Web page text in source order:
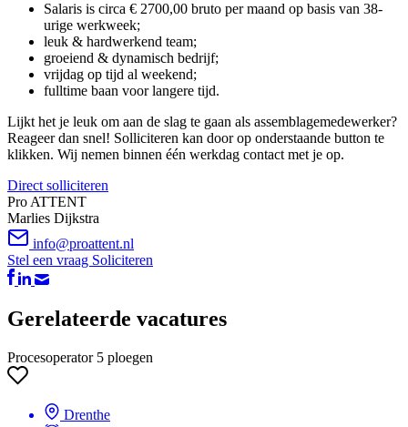
Salaris is circa € 2700,00 bruto per maand op basis van 38-
urige werkweek;
leuk & hardwerkend team;
groeiend & dynamisch bedrijf;
vrijdag op tijd al weekend;
fulltime baan voor langere tijd.
Lijkt het je leuk om aan de slag te gaan als assemblagemedewerker?
Reageer dan snel! Solliciteren kan door op onderstaande button te
klikken. Wij nemen binnen één werkdag contact met je op.
Direct solliciteren
Pro ATTENT
Marlies Dijkstra
info@proattent.nl
Stel een vraag Soliciteren
Gerelateerde vacatures
Procesoperator 5 ploegen
Drenthe